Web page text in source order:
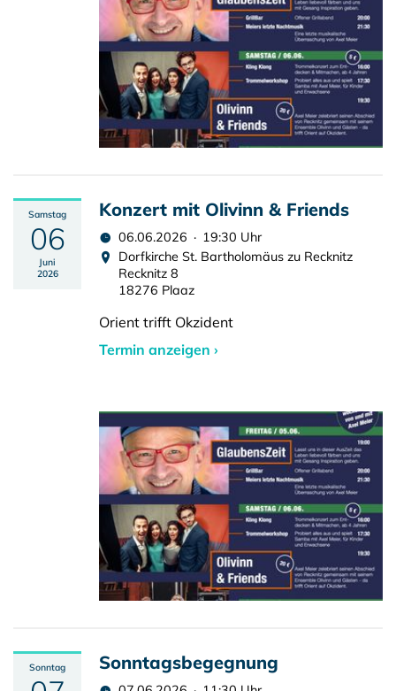
Samstag
06
Juni
2026
Konzert mit Olivinn & Friends
06.06.2026 · 19:30 Uhr
Dorfkirche St. Bartholomäus zu Recknitz
Recknitz 8
18276 Plaaz
Orient trifft Okzident
Termin anzeigen ›
Sonntag Sonntagsbegegnung